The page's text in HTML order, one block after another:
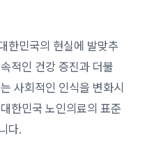
한민국의 현실에 발맞추
적인 건강 증진과 더불
사회적인 인식을 변화시
한민국 노인의료의 표준
다.